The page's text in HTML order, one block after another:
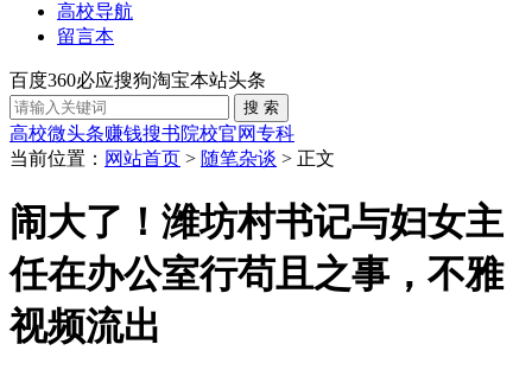
高校导航
留言本
百度360必应搜狗淘宝本站头条
高校微头条赚钱搜书院校官网专科
当前位置： 网站首页 > 随笔杂谈 > 正文
闹大了！潍坊村书记与妇女主
任在办公室行苟且之事，不雅
视频流出